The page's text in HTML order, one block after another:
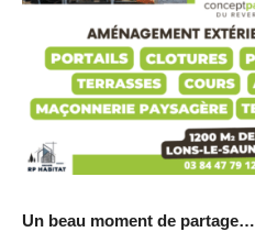
Un beau moment de partage…